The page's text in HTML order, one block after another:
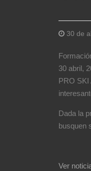
30 de
30 abril,
PRO SKI
Dada la
busquen
Ver